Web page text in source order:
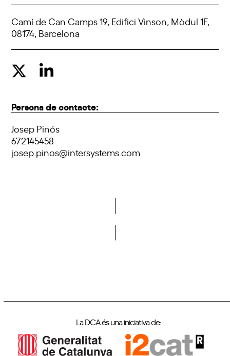
Camí de Can Camps 19, Edifici Vinson, Mòdul 1F,
08174, Barcelona
Persona de contacte:
Josep Pinós
672145458
josep.pinos@intersystems.com
La DCA és una iniciativa de: